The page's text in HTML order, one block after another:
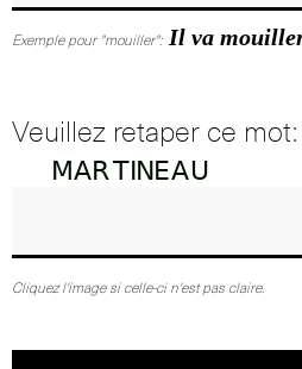
Exemple pour "mouiller": Il va
Veuillez retaper ce mot:
Cliquez l'image si celle-ci n'est pas claire.